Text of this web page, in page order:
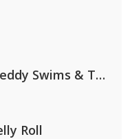
David Guetta, Teddy Swims & Tones And I
Roll